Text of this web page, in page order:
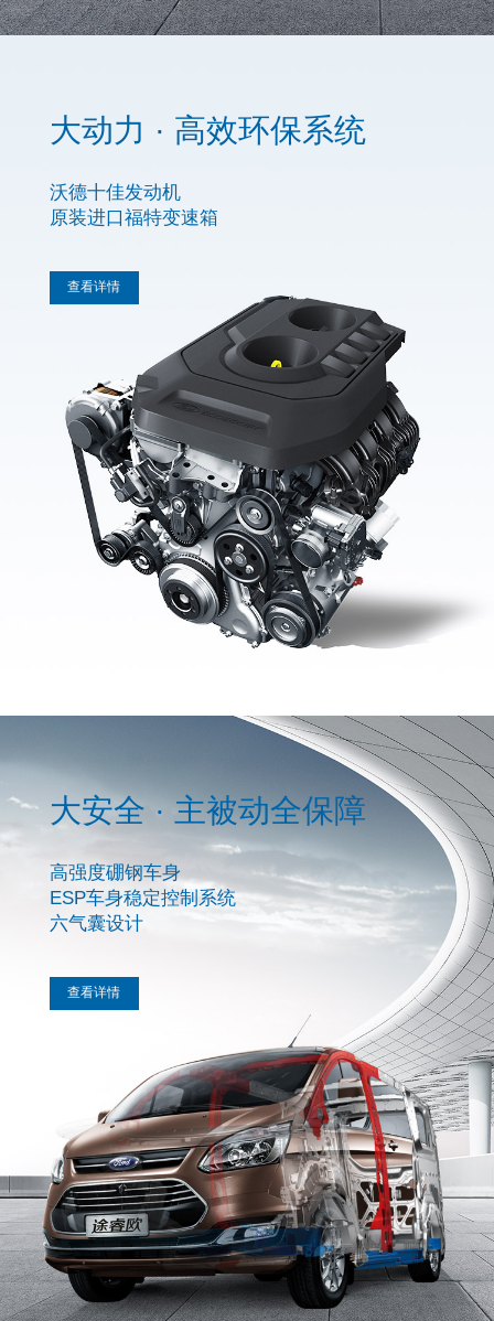
大动力 · 高效环保系统
沃德十佳发动机
原装进口福特变速箱
查看详情
大安全 · 主被动全保障
高强度硼钢车身
ESP车身稳定控制系统
六气囊设计
查看详情